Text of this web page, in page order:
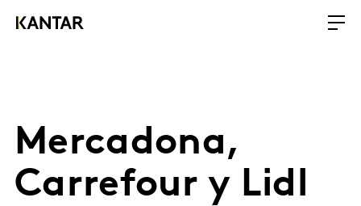
Mercadona,
Carrefour y Lidl